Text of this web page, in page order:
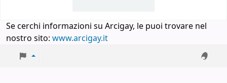
Se cerchi informazioni su Arcigay, le puoi trovare nel
nostro sito: www.arcigay.it